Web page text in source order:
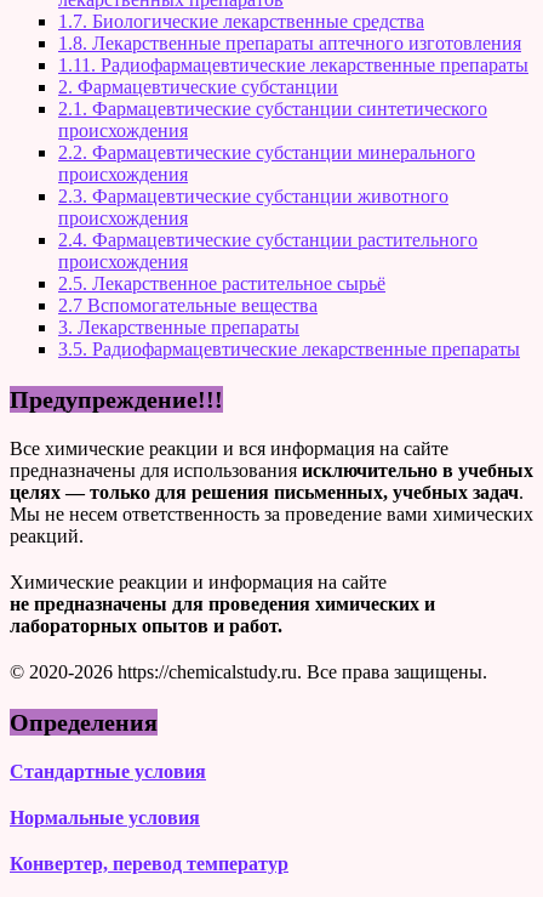
1.7. Биологические лекарственные средства
1.8. Лекарственные препараты аптечного изготовления
1.11. Радиофармацевтические лекарственные препараты
2. Фармацевтические субстанции
2.1. Фармацевтические субстанции синтетического
происхождения
2.2. Фармацевтические субстанции минерального
происхождения
2.3. Фармацевтические субстанции животного
происхождения
2.4. Фармацевтические субстанции растительного
происхождения
2.5. Лекарственное растительное сырьё
2.7 Вспомогательные вещества
3. Лекарственные препараты
3.5. Радиофармацевтические лекарственные препараты
Предупреждение!!!
Все химические реакции и вся информация на сайте
предназначены для использования исключительно в учебных
целях — только для решения письменных, учебных задач.
Мы не несем ответственность за проведение вами химических
реакций.
Химические реакции и информация на сайте
не предназначены для проведения химических и
лабораторных опытов и работ.
© 2020-2026 https://chemicalstudy.ru. Все права защищены.
Определения
Стандартные условия
Нормальные условия
Конвертер, перевод температур